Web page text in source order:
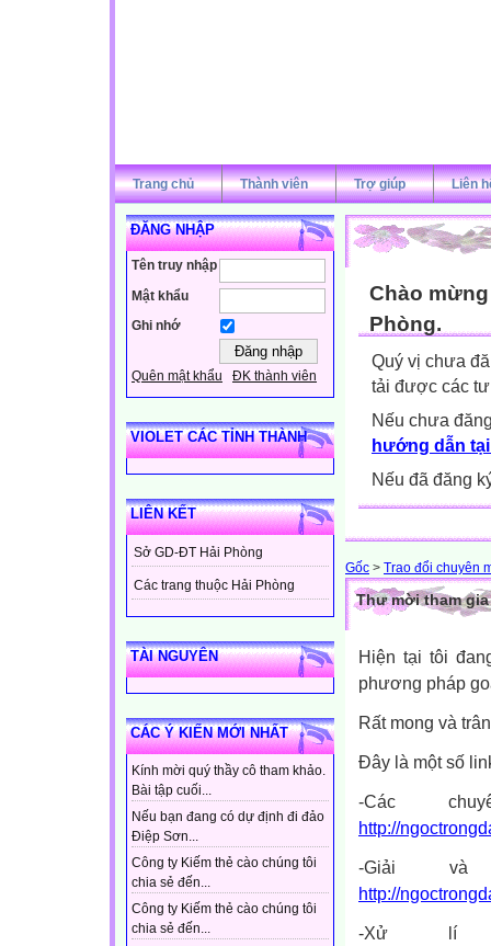
Trang chủ Thành viên Trợ giúp Liên
ĐĂNG NHẬP
Tên truy nhập
Mật khẩu
Ghi nhớ
Quên mật khẩu ĐK thành viên
VIOLET CÁC TỈNH THÀNH
LIÊN KẾT
Sở GD-ĐT Hải Phòng
Các trang thuộc Hải Phòng
TÀI NGUYÊN
CÁC Ý KIẾN MỚI NHẤT
Kính mời quý thầy cô tham khảo.
Bài tập cuối...
Nếu bạn đang có dự định đi đảo
Điệp Sơn...
Công ty Kiếm thẻ cào chúng tôi
chia sẻ đến...
Công ty Kiếm thẻ cào chúng tôi
chia sẻ đến...
Chào
Phòng.
Quý vị chưa
tải được các
Nếu chưa
hướng dẫn
Nếu đã đăng
Gốc > Trao đổi chuyên
Thư mời tham
Hiện tại tôi
phương pháp
Rất mong và
Đây là một số
-Các
http://
-Giải
http://
-Xử lí